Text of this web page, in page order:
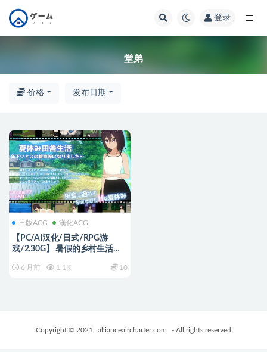
登录
堂弟
价格 发布日期
日版ACG 漢化ACG
【PC/AI汉化/日式/RPG游
戏/2.30G】 暑假的乡村生活～
Ver1.1.1 AI汉化版+日式RPG游
6 月前 1.1K 10
Copyright © 2021 allianceaircharter.com - All rights reserved